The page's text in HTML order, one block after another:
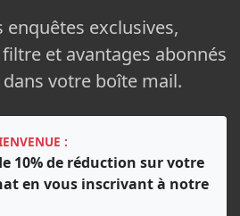
enquêtes exclusives,
et avantages abonnés
votre boîte mail.
:
10% de réduction sur votre
en vous inscrivant à notre